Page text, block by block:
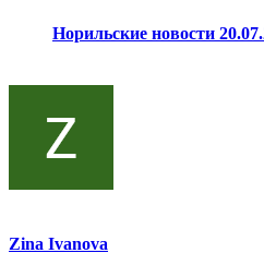
Норильские новости
Zina Ivanova